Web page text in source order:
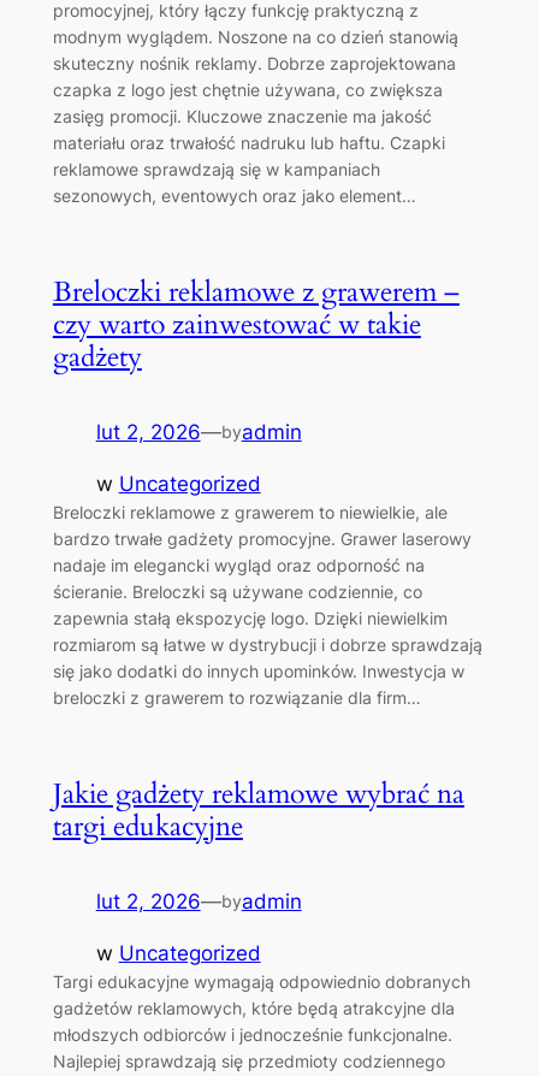
promocyjnej, który łączy funkcję praktyczną z
modnym wyglądem. Noszone na co dzień stanowią
skuteczny nośnik reklamy. Dobrze zaprojektowana
czapka z logo jest chętnie używana, co zwiększa
zasięg promocji. Kluczowe znaczenie ma jakość
materiału oraz trwałość nadruku lub haftu. Czapki
reklamowe sprawdzają się w kampaniach
sezonowych, eventowych oraz jako element…
Breloczki reklamowe z grawerem –
czy warto zainwestować w takie
gadżety
lut 2, 2026—byadmin
w Uncategorized
Breloczki reklamowe z grawerem to niewielkie, ale
bardzo trwałe gadżety promocyjne. Grawer laserowy
nadaje im elegancki wygląd oraz odporność na
ścieranie. Breloczki są używane codziennie, co
zapewnia stałą ekspozycję logo. Dzięki niewielkim
rozmiarom są łatwe w dystrybucji i dobrze sprawdzają
się jako dodatki do innych upominków. Inwestycja w
breloczki z grawerem to rozwiązanie dla firm…
Jakie gadżety reklamowe wybrać na
targi edukacyjne
lut 2, 2026—byadmin
w Uncategorized
Targi edukacyjne wymagają odpowiednio dobranych
gadżetów reklamowych, które będą atrakcyjne dla
młodszych odbiorców i jednocześnie funkcjonalne.
Najlepiej sprawdzają się przedmioty codziennego